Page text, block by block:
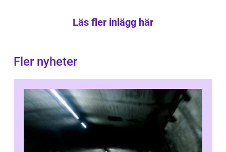
Läs fler inlägg här
Fler nyheter